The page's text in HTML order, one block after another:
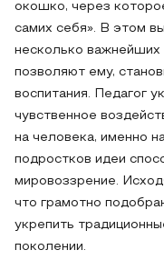
окошко, через
самих себя». В этом
несколько важнейших
позволяют ему,
воспитания. Педагог
чувственное
на человека, именно
подростков идеи
мировоззрение.
что грамотно
укрепить
поколении.